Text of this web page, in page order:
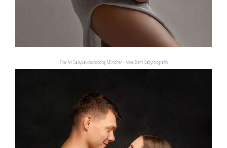
Fine Art Babybauchschooting München - Anne Deml Babyfotografin